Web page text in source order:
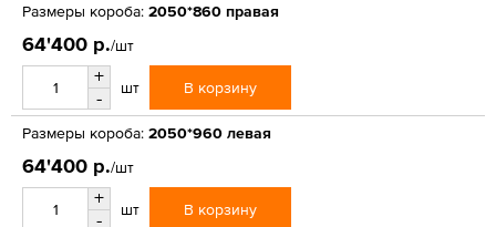
Размеры короба: 2050*860 правая
64'400 р./шт
+
-
шт В корзину
Размеры короба: 2050*960 левая
64'400 р./шт
+
-
шт В корзину